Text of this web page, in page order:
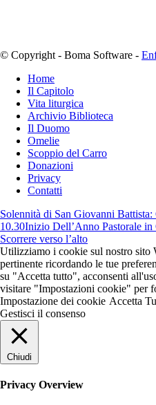
© Copyright - Boma Software -
Home
Il Capitolo
Vita liturgica
Archivio Biblioteca
Il Duomo
Omelie
Scoppio del Carro
Donazioni
Privacy
Contatti
Solennità di San Giovanni
10.30Inizio Dell’Anno Pastorale in
Scorrere verso l’alto
Utilizziamo i cookie sul nostro sito
pertinente ricordando le tue
su "Accetta tutto", acconsenti
visitare "Impostazioni cookie" per
Impostazione dei cookie Accetta
Gestisci il consenso
Chiudi
Privacy Overview